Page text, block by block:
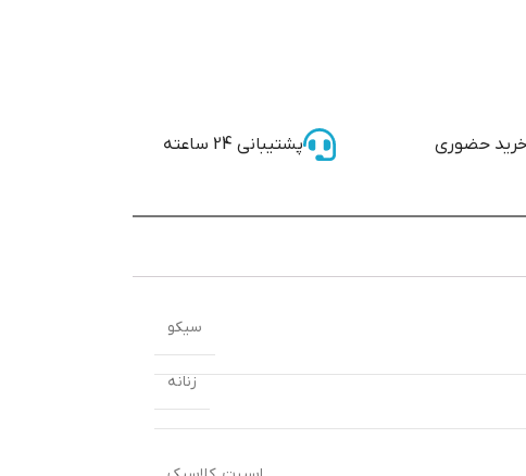
حضوری پشتیبانی 24 ساعته
زنانه
سیکو